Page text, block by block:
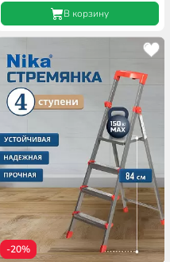
В корзину
-20%